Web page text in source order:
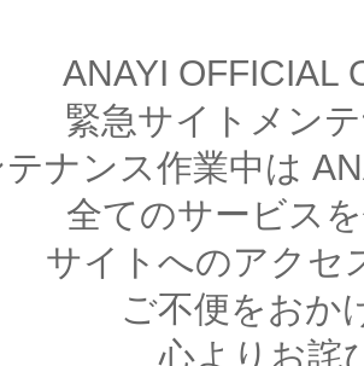
ANAYI OFFICIAL
緊急サイトメン
テナンス作業中は
全てのサービス
サイトへのアクセ
ご不便をおか
心よりお詫